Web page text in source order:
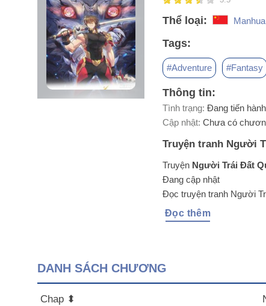
Thể loại: Manhua
Tags:
#Adventure #Fantasy
Thông tin:
Tình trạng: Đang tiến hành
Cập nhật: Chưa có
Truyện tranh Người
Truyện Người Trái Đất
Đang cập nhật
Đọc truyện tranh Người
Đọc thêm
DANH SÁCH CHƯƠNG
Chap ⬍